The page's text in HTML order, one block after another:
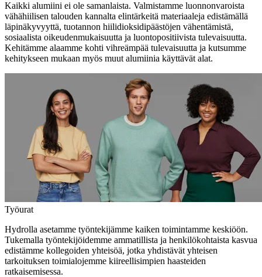
Kaikki alumiini ei ole samanlaista. Valmistamme luonnonvaroista
vähähiilisen talouden kannalta elintärkeitä materiaaleja edistämällä
läpinäkyvyyttä, tuotannon hiilidioksidipäästöjen vähentämistä,
sosiaalista oikeudenmukaisuutta ja luontopositiivista tulevaisuutta.
Kehitämme alaamme kohti vihreämpää tulevaisuutta ja kutsumme
kehitykseen mukaan myös muut alumiinia käyttävät alat.
Työurat
Hydrolla asetamme työntekijämme kaiken toimintamme keskiöön.
Tukemalla työntekijöidemme ammatillista ja henkilökohtaista kasvua
edistämme kollegoiden yhteisöä, jotka yhdistävät yhteisen
tarkoituksen toimialojemme kiireellisimpien haasteiden
ratkaisemisessa.